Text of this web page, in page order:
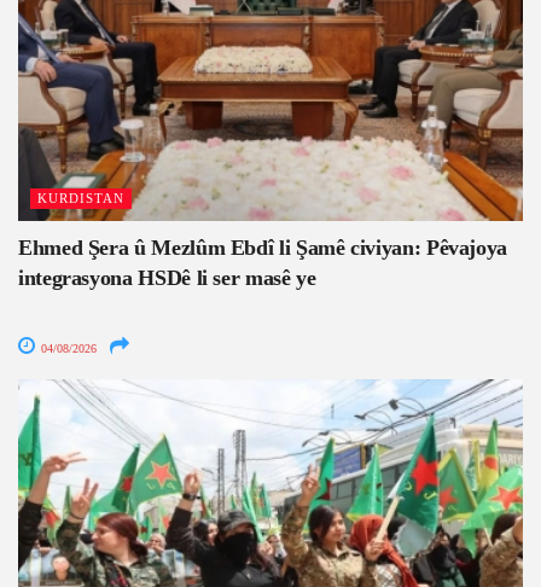
KURDISTAN
Ehmed Şera û Mezlûm Ebdî li Şamê civiyan: Pêvajoya
integrasyona HSDê li ser masê ye
04/08/2026